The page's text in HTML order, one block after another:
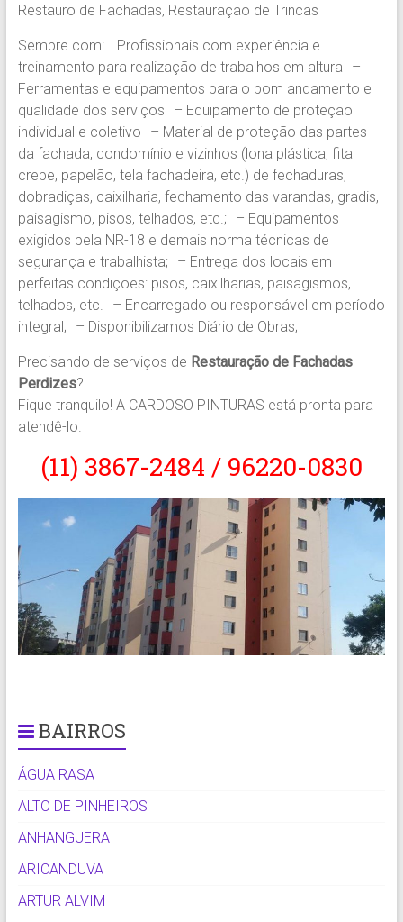
Restauro de Fachadas, Restauração de Trincas
Sempre com: Profissionais com experiência e
treinamento para realização de trabalhos em altura –
Ferramentas e equipamentos para o bom andamento e
qualidade dos serviços – Equipamento de proteção
individual e coletivo – Material de proteção das partes
da fachada, condomínio e vizinhos (lona plástica, fita
crepe, papelão, tela fachadeira, etc.) de fechaduras,
dobradiças, caixilharia, fechamento das varandas, gradis,
paisagismo, pisos, telhados, etc.; – Equipamentos
exigidos pela NR-18 e demais norma técnicas de
segurança e trabalhista; – Entrega dos locais em
perfeitas condições: pisos, caixilharias, paisagismos,
telhados, etc. – Encarregado ou responsável em período
integral; – Disponibilizamos Diário de Obras;
Precisando de serviços de Restauração de Fachadas
Perdizes?
Fique tranquilo! A CARDOSO PINTURAS está pronta para
atendê-lo.
(11) 3867-2484 / 96220-0830
BAIRROS
ÁGUA RASA
ALTO DE PINHEIROS
ANHANGUERA
ARICANDUVA
ARTUR ALVIM